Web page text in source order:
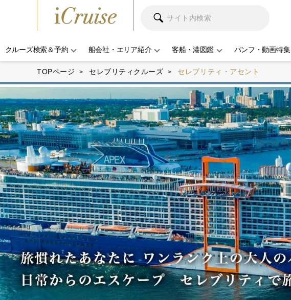
クルーズ検索＆予約 船会社・エリア紹介 客船・港図鑑 パンフ・動画特集
TOPページ セレブリティクルーズ セレブリティ・アセント